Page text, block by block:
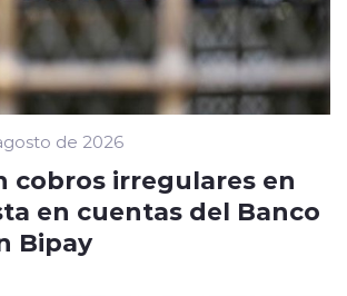
de 2026
cobros irregulares en
en cuentas del Banco
Bipay